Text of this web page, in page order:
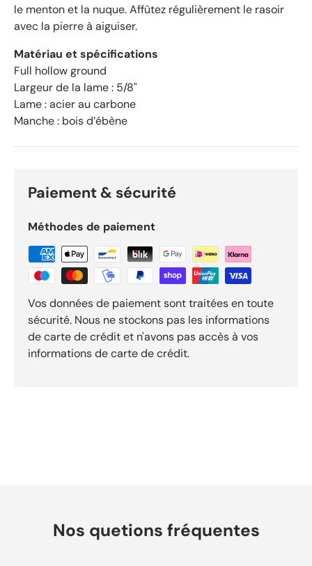
r
e
v
w
le menton et la nuque. Affûtez régulièrement le rasoir
avec la pierre à aiguiser.
Matériau et spécifications
Full hollow ground
Largeur de la lame : 5/8"
Lame : acier au carbone
Manche : bois d’ébène
Paiement & sécurité
Méthodes de paiement
Vos données de paiement sont traitées en toute
sécurité. Nous ne stockons pas les informations
de carte de crédit et n'avons pas accès à vos
informations de carte de crédit.
Nos quetions fréquentes